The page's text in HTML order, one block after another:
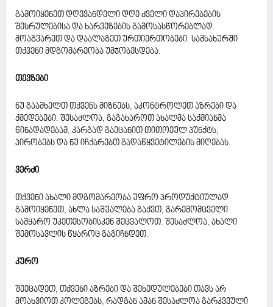
გამოიყენეთ დღევანდელი დღე ძველი დაპირებების
შესრულებისა და ხარვეზების გამოსასწორებლად.
მოაგვარეთ და დაალაგეთ ურთიერთობები. სამსახურში
თქვენი მდგომარეობა უმჯობესდება.
თევზები
ნუ გაამხელთ თქვენს მიზნებს, აკონტროლეთ აზრები და
ქმედებები. შესაძლოა, გაგახაროთ ახალმა საქმიანმა
წინადადებამ, კარგად გაეცანით თითოეულ პუნქტს,
პირობებს და ნუ იჩქარებთ გადაწყვეტილების მიღებას.
ვერძი
თქვენი ახალი მდგომარეობა უფრო პროდუქტიულად
გამოიყენეთ, ახლა საშუალება გაქვთ, გარემომცველი
სამყარო უკეთესობისკენ შეცვალოთ. შესაძლოა, ახალი
შემოსავლის წყაროც გაგიჩნდეთ.
კურო
შეეცადეთ, თქვენი აზრები და შეხედულებები თავს არ
მოახვიოთ კოლეგებს, რადგან ამან შესაძლოა გარკვეული